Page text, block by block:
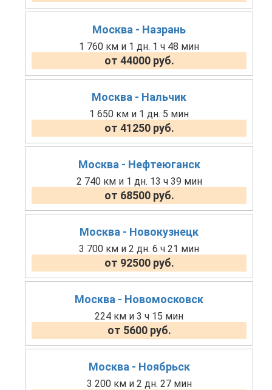
Москва - Назрань
1 760 км и 1 дн. 1 ч 48 мин
от 44000 руб.
Москва - Нальчик
1 650 км и 1 дн. 5 мин
от 41250 руб.
Москва - Нефтеюганск
2 740 км и 1 дн. 13 ч 39 мин
от 68500 руб.
Москва - Новокузнецк
3 700 км и 2 дн. 6 ч 21 мин
от 92500 руб.
Москва - Новомосковск
224 км и 3 ч 15 мин
от 5600 руб.
Москва - Ноябрьск
3 200 км и 2 дн. 27 мин